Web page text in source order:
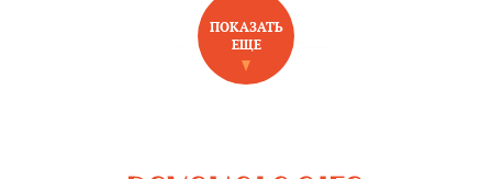
НОВОЕ НА САЙТЕ
ПОКАЗАТЬ
ЕЩЕ